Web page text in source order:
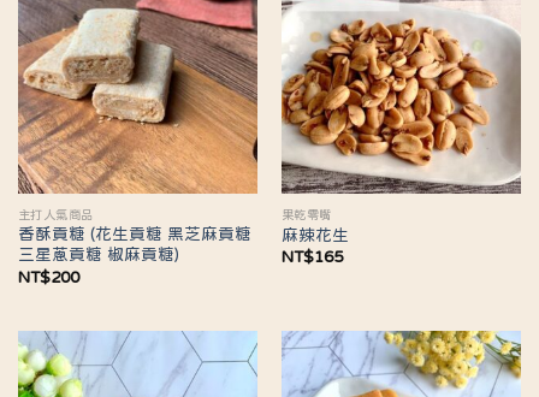
主打人氣商品
香酥貢糖 (花生貢糖 黑芝麻貢糖
三星蔥貢糖 椒麻貢糖)
NT$200
果乾零嘴
麻辣花生
NT$165